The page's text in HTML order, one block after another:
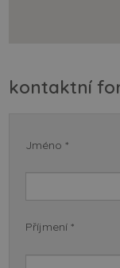
kontaktní
Jméno *
Příjmení *